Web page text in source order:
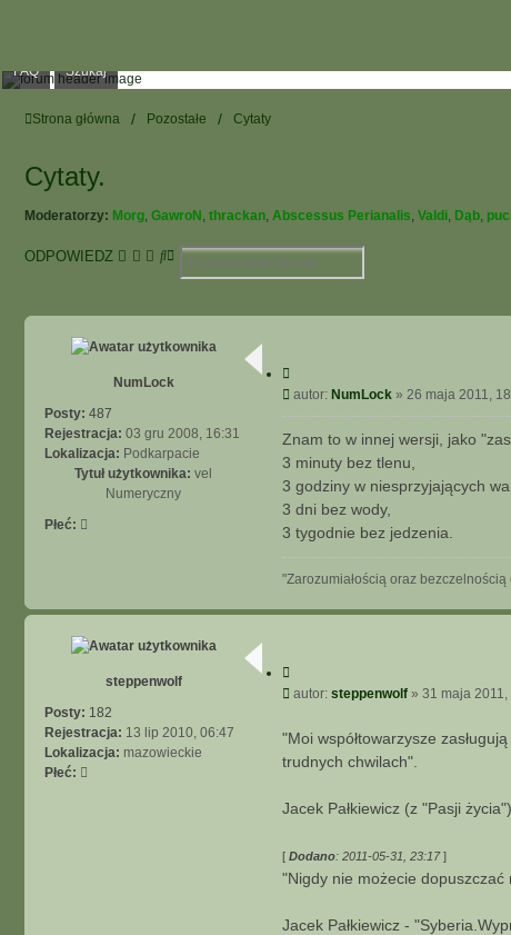
FAQ Szukaj
Strona główna Pozostałe Cytaty
Cytaty.
Moderatorzy: Morg, GawroN , thrackan, Abscessus Perianalis, Valdi, Dąb,
ODPOWIEDZ
S
k
j
W
Z
K
N
I
E
Z
S
W
A
NumLock
Posty: 487
Rejestracja: 03 gru 2008, 16:31
Lokalizacja: Podkarpacie
Tytuł użytkownika: vel
Numeryczny
Płeć:
y
j
P
o
s
autor: NumLock » 26 maja 2011,
Znam to w innej wersji, jako
3 minuty bez tlenu,
3 godziny w niesprzyjających
3 dni bez wody,
3 tygodnie bez jedzenia.
"Zarozumiałością oraz
steppenwolf
Posty: 182
Rejestracja: 13 lip 2010, 06:47
Lokalizacja: mazowieckie
Płeć:
y
j
P
s
autor: steppenwolf » 31 maja 2011,
"Moi współtowarzysze
trudnych chwilach".
Jacek Pałkiewicz (z "Pasji życia")
[ Dodano: 2011-05-31, 23:17]
"Nigdy nie możecie dopuszczać
Jacek Pałkiewicz -